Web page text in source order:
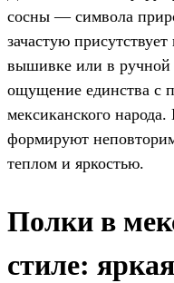
сосны — символа
зачастую
вышивке или в ручной
ощущение единства с
мексиканского
формируют
теплом и яркостью.
Полки в
стиле: